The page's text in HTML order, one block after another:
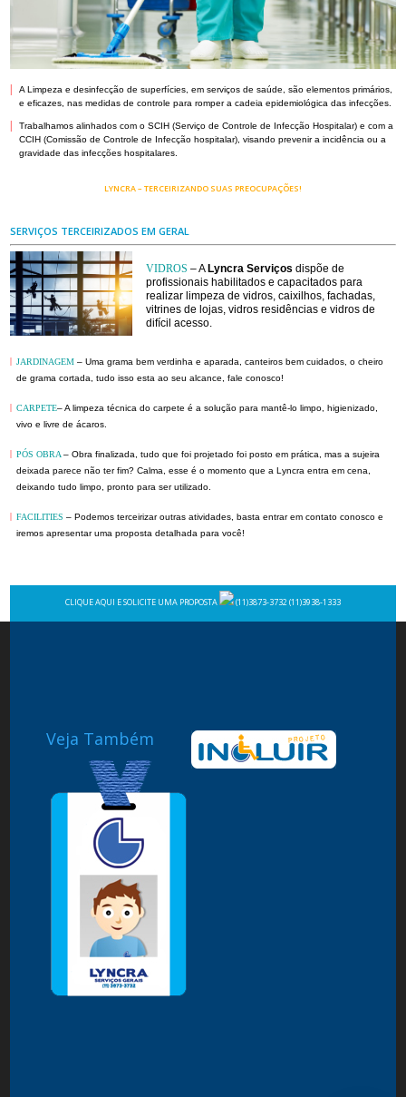
A Limpeza e desinfecção de superfícies, em serviços de saúde, são elementos primários,
e eficazes, nas medidas de controle para romper a cadeia epidemiológica das infecções.
Trabalhamos alinhados com o SCIH (Serviço de Controle de Infecção Hospitalar) e com a
CCIH (Comissão de Controle de Infecção hospitalar), visando prevenir a incidência ou a
gravidade das infecções hospitalares.
LYNCRA – TERCEIRIZANDO SUAS PREOCUPAÇÕES!
SERVIÇOS TERCEIRIZADOS EM GERAL
VIDROS – A Lyncra Serviços dispõe de
profissionais habilitados e capacitados para
realizar limpeza de vidros, caixilhos, fachadas,
vitrines de lojas, vidros residências e vidros de
difícil acesso.
JARDINAGEM – Uma grama bem verdinha e aparada, canteiros bem cuidados, o cheiro
de grama cortada, tudo isso esta ao seu alcance, fale conosco!
CARPETE– A limpeza técnica do carpete é a solução para mantê-lo limpo, higienizado,
vivo e livre de ácaros.
PÓS OBRA– Obra finalizada, tudo que foi projetado foi posto em prática, mas a sujeira
deixada parece não ter fim? Calma, esse é o momento que a Lyncra entra em cena,
deixando tudo limpo, pronto para ser utilizado.
FACILITIES – Podemos terceirizar outras atividades, basta entrar em contato conosco e
iremos apresentar uma proposta detalhada para você!
CLIQUE AQUI E SOLICITE UMA PROPOSTA (11)3873-3732 (11)3938-1333
Veja Também